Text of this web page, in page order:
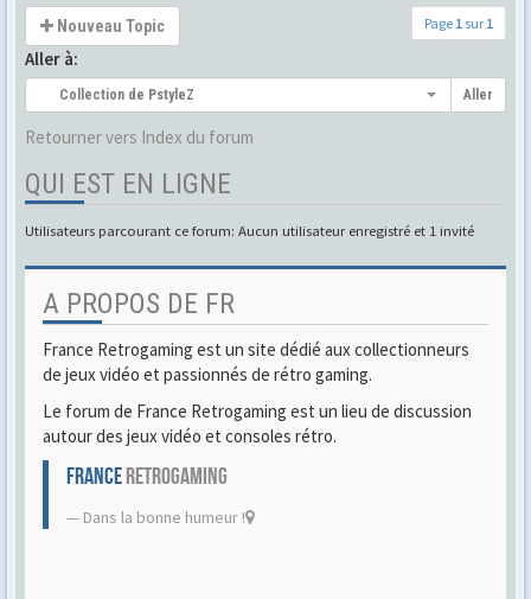
Nouveau Topic Page 1 sur 1
Aller à:
Collection de PstyleZ Aller
Retourner vers Index du forum
QUI EST EN LIGNE
Utilisateurs parcourant ce forum: Aucun utilisateur enregistré et 1 invité
A PROPOS DE FR
France Retrogaming est un site dédié aux collectionneurs
de jeux vidéo et passionnés de rétro gaming.
Le forum de France Retrogaming est un lieu de discussion
autour des jeux vidéo et consoles rétro.
FRANCERETROGAMING
Dans la bonne humeur !